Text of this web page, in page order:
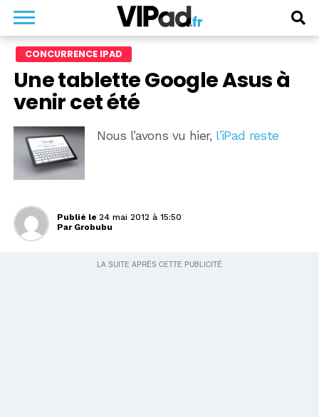
CONCURRENCE IPAD
Une tablette Google Asus à
venir cet été
Nous l’avons vu hier, l’iPad reste
Publié le 24 mai 2012 à 15:50
Par Grobubu